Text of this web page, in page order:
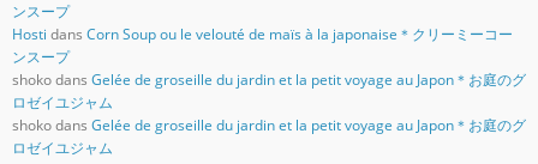
ンスープ
Hosti dans Corn Soup ou le velouté de maïs à la japonaise＊クリーミーコー
ンスープ
shokodans Gelée de groseille du jardin et la petit voyage au Japon＊お庭のグ
ロゼイユジャム
shokodans Gelée de groseille du jardin et la petit voyage au Japon＊お庭のグ
ロゼイユジャム